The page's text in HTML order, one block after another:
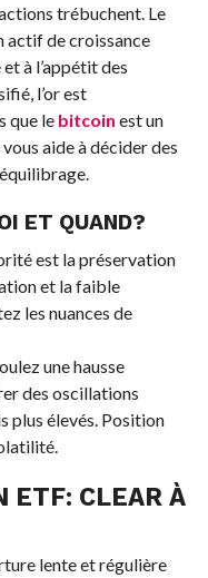
trébuchent. Le
actif de croissance
à l’appétit des
l’or est
que le bitcoin est un
aide à décider des
ET QUAND?
est la préservation
et la faible
les nuances de
une hausse
des oscillations
plus élevés. Position
ETF: CLEAR À
lente et régulière